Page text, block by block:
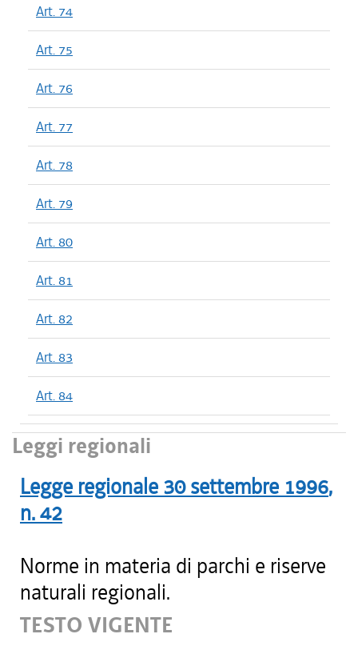
Art. 74
Art. 75
Art. 76
Art. 77
Art. 78
Art. 79
Art. 80
Art. 81
Art. 82
Art. 83
Art. 84
Leggi regionali
Legge regionale 30 settembre 1996,
n.42
Norme in materia di parchi e riserve
naturali regionali.
TESTO VIGENTE